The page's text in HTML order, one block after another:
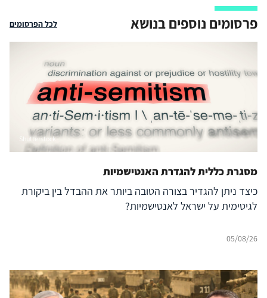
פרסומים נוספים בנושא לכל הפרסומים
Shutterstock
מסגרת כללית להגדרת האנטישמיות
כיצד ניתן להגדיר בצורה הטובה ביותר את ההבדל בין ביקורת
לגיטימית על ישראל לאנטישמיות?
05/08/26